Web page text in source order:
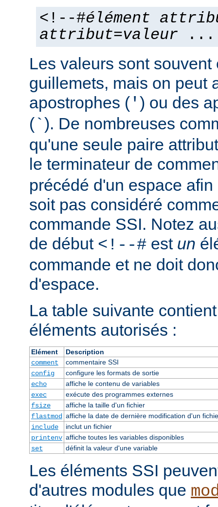
<!--#élément
attribut=valeur ...
Les valeurs sont souvent
guillemets, mais on peut
apostrophes ( ' ) ou des
(`). De nombreuses
qu'une seule paire
le terminateur de
précédé d'un espace
soit pas considéré
commande SSI. Notez
de début <!--# est un
commande et ne doit
d'espace.
La table suivante
éléments autorisés :
Elément
Description
comment
commentaire SSI
config
configure les formats de sortie
echo
affiche le contenu de variables
exec
exécute des programmes externes
fsize
affiche la taille d'un fichier
flastmod affiche la date de dernière modification d'un
include
inclut un fichier
printenv affiche toutes les variables disponibles
set
définit la valeur d'une variable
Les éléments SSI
d'autres modules que